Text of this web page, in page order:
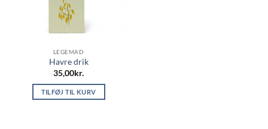
LEGEMAD
Havre drik
35,00kr.
TILFØJ TIL KURV